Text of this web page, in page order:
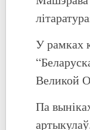
У рамках
Великой
Па